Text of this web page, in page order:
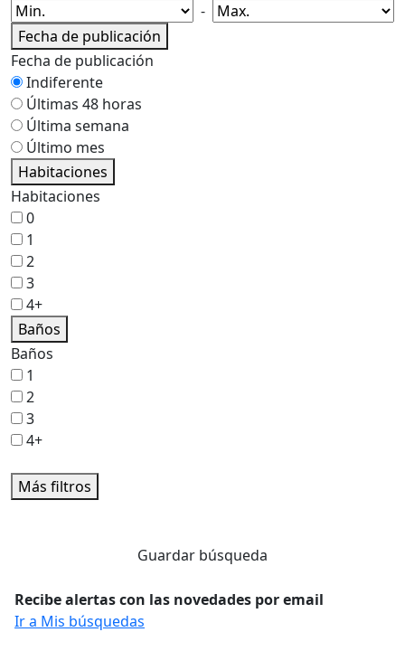
-
Fecha de publicación
Fecha de publicación
Indiferente
Últimas 48 horas
Última semana
Último mes
Habitaciones
Habitaciones
0
1
2
3
4+
Baños
Baños
1
2
3
4+
Más filtros
Guardar búsqueda
Recibe alertas con las novedades por email
Ir a Mis búsquedas